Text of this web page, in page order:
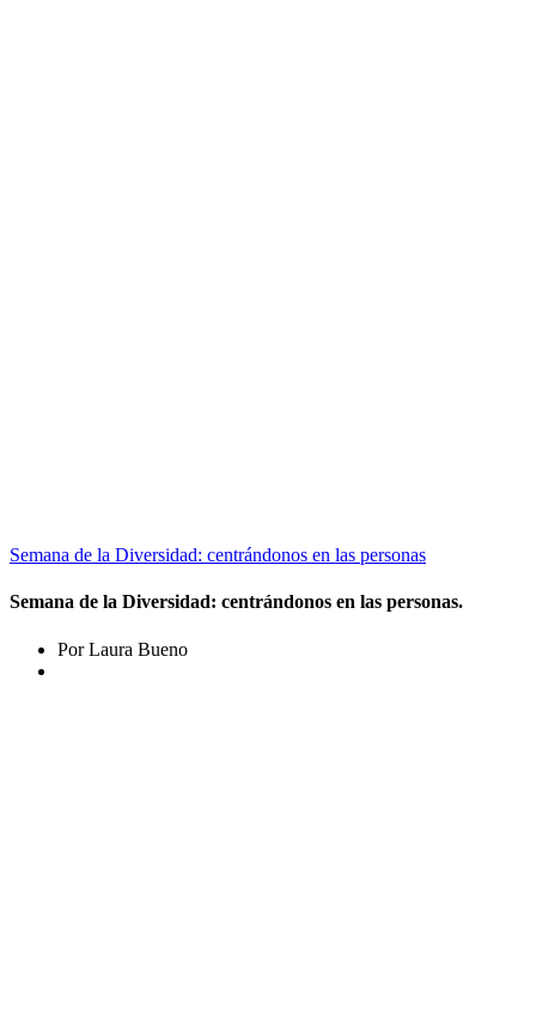
Semana de la Diversidad: centrándonos en las personas
Semana de la Diversidad: centrándonos en las personas.
Por Laura Bueno